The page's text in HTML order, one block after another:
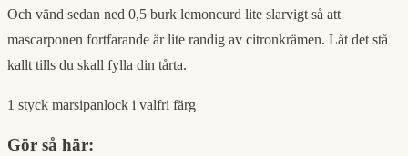
Och vänd sedan ned 0,5 burk lemoncurd lite slarvigt så att
mascarponen fortfarande är lite randig av citronkrämen. Låt det stå
kallt tills du skall fylla din tårta.
1 styck marsipanlock i valfri färg
Gör så här: